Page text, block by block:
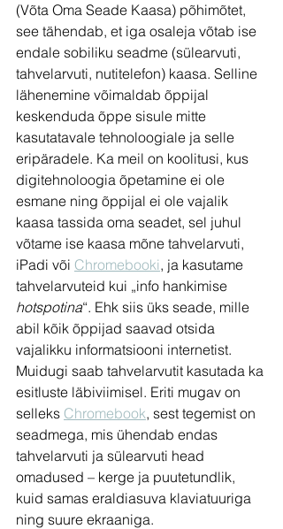
(Võta Oma Seade Kaasa) põhimõtet,
see tähendab, et iga osaleja võtab ise
endale sobiliku seadme (sülearvuti,
tahvelarvuti, nutitelefon) kaasa. Selline
lähenemine võimaldab õppijal
keskenduda õppe sisule mitte
kasutatavale tehnoloogiale ja selle
eripäradele. Ka meil on koolitusi, kus
digitehnoloogia õpetamine ei ole
esmane ning õppijal ei ole vajalik
kaasa tassida oma seadet, sel juhul
võtame ise kaasa mõne tahvelarvuti,
iPadi või Chromebooki, ja kasutame
tahvelarvuteid kui „info hankimise
hotspotina“. Ehk siis üks seade, mille
abil kõik õppijad saavad otsida
vajalikku informatsiooni internetist.
Muidugi saab tahvelarvutit kasutada ka
esitluste läbiviimisel. Eriti mugav on
selleks Chromebook, sest tegemist on
seadmega, mis ühendab endas
tahvelarvuti ja sülearvuti head
omadused – kerge ja puutetundlik,
kuid samas eraldiasuva klaviatuuriga
ning suure ekraaniga.